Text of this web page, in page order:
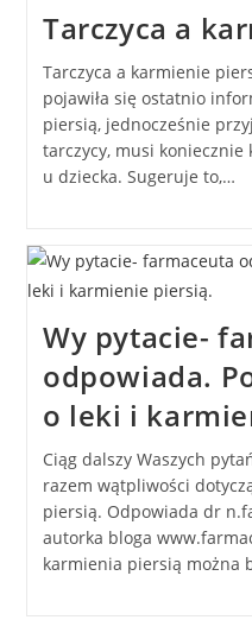
Tarczyca a
Tarczyca a karmienie
pojawiła się ostatnio
piersią, jednocześnie
tarczycy, musi
u dziecka. Sugeruje to,…
Wy pytacie-
odpowiada.
o leki i
Ciąg dalszy Waszych
razem wątpliwości
piersią. Odpowiada dr
autorka bloga
karmienia piersią można